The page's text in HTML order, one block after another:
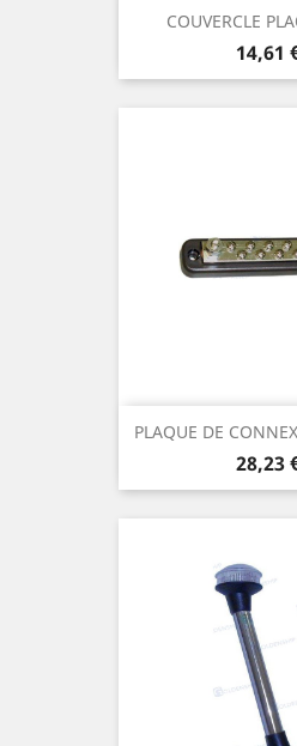
COUVERCLE
Prix
14,61
PLAQUE DE
Prix
28,23